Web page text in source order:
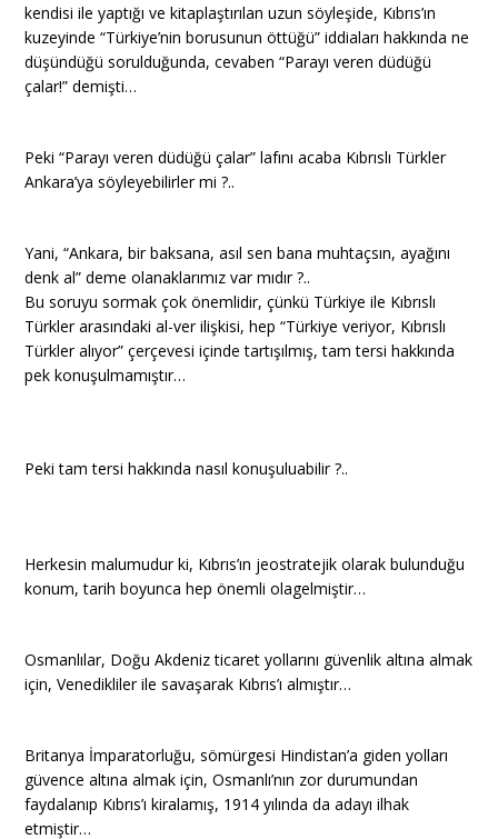
kendisi ile yaptığı ve kitaplaştırılan uzun söyleşide, Kıbrıs’ın
kuzeyinde “Türkiye’nin borusunun öttüğü” iddiaları hakkında ne
düşündüğü sorulduğunda, cevaben “Parayı veren düdüğü
çalar!” demişti…
Peki “Parayı veren düdüğü çalar” lafını acaba Kıbrıslı Türkler
Ankara’ya söyleyebilirler mi ?..
Yani, “Ankara, bir baksana, asıl sen bana muhtaçsın, ayağını
denk al” deme olanaklarımız var mıdır ?..
Bu soruyu sormak çok önemlidir, çünkü Türkiye ile Kıbrıslı
Türkler arasındaki al-ver ilişkisi, hep “Türkiye veriyor, Kıbrıslı
Türkler alıyor” çerçevesi içinde tartışılmış, tam tersi hakkında
pek konuşulmamıştır…
Peki tam tersi hakkında nasıl konuşuluabilir ?..
Herkesin malumudur ki, Kıbrıs’ın jeostratejik olarak bulunduğu
konum, tarih boyunca hep önemli olagelmiştir…
Osmanlılar, Doğu Akdeniz ticaret yollarını güvenlik altına almak
için, Venedikliler ile savaşarak Kıbrıs’ı almıştır…
Britanya İmparatorluğu, sömürgesi Hindistan’a giden yolları
güvence altına almak için, Osmanlı’nın zor durumundan
faydalanıp Kıbrıs’ı kiralamış, 1914 yılında da adayı ilhak
etmiştir…